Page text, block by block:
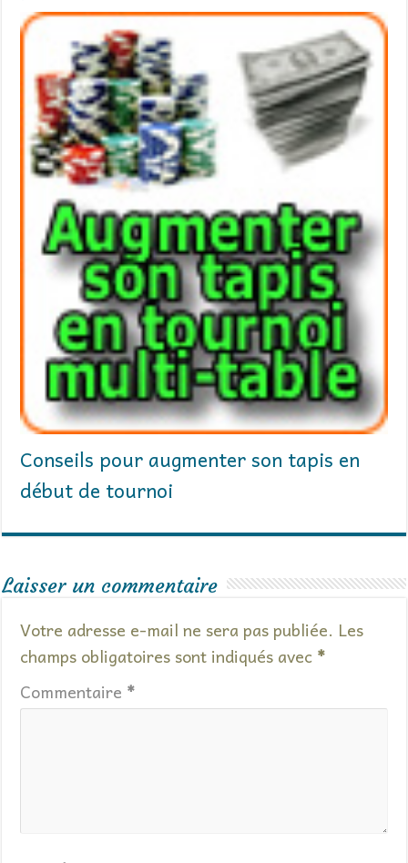
Conseils pour augmenter son tapis en
début de tournoi
Laisser un commentaire
Votre adresse e-mail ne sera pas publiée. Les
champs obligatoires sont indiqués avec *
Commentaire *